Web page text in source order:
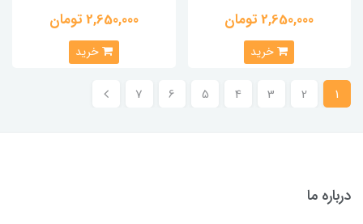
2,650,000 تومان
خرید
2,650,000 تومان
خرید
1
2
3
4
5
6
7
درباره ما